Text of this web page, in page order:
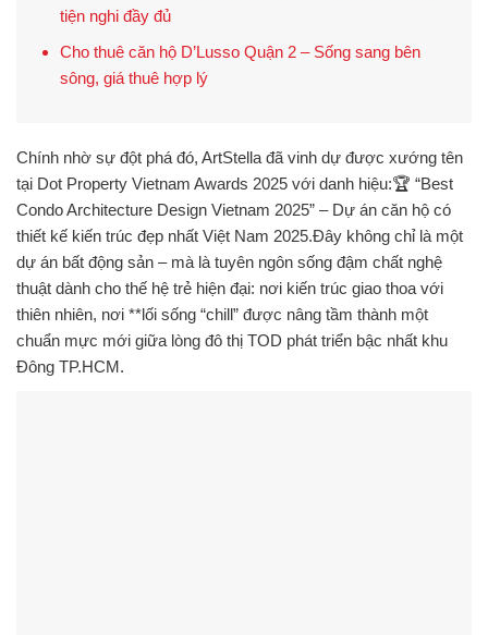
tiện nghi đầy đủ
Cho thuê căn hộ D’Lusso Quận 2 – Sống sang bên
sông, giá thuê hợp lý
Chính nhờ sự đột phá đó, ArtStella đã vinh dự được xướng tên
tại Dot Property Vietnam Awards 2025 với danh hiệu:🏆 “Best
Condo Architecture Design Vietnam 2025” – Dự án căn hộ có
thiết kế kiến trúc đẹp nhất Việt Nam 2025.Đây không chỉ là một
dự án bất động sản – mà là tuyên ngôn sống đậm chất nghệ
thuật dành cho thế hệ trẻ hiện đại: nơi kiến trúc giao thoa với
thiên nhiên, nơi **lối sống “chill” được nâng tầm thành một
chuẩn mực mới giữa lòng đô thị TOD phát triển bậc nhất khu
Đông TP.HCM.